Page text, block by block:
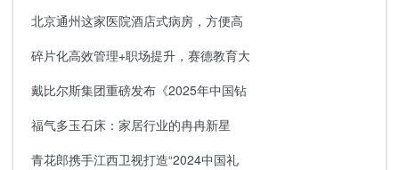
北京通州这家医院酒店式病房，方便高
碎片化高效管理+职场提升，赛德教育大
戴比尔斯集团重磅发布《2025年中国钻
福气多玉石床：家居行业的冉冉新星
青花郎携手江西卫视打造“2024中国礼